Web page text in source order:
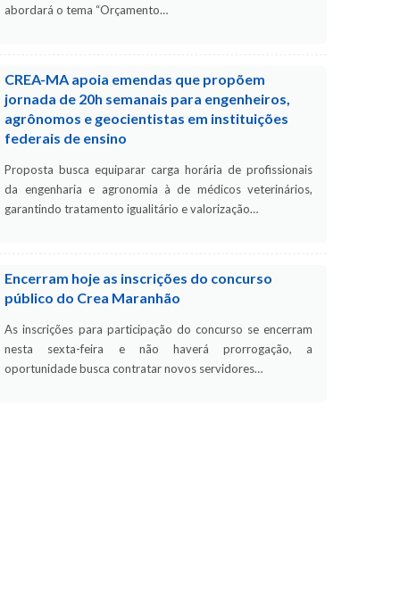
abordará o tema “Orçamento…
CREA-MA apoia emendas que propõem
jornada de 20h semanais para engenheiros,
agrônomos e geocientistas em instituições
federais de ensino
Proposta busca equiparar carga horária de profissionais
da engenharia e agronomia à de médicos veterinários,
garantindo tratamento igualitário e valorização…
Encerram hoje as inscrições do concurso
público do Crea Maranhão
As inscrições para participação do concurso se encerram
nesta sexta-feira e não haverá prorrogação, a
oportunidade busca contratar novos servidores…